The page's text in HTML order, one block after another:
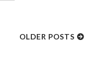
OLDER POSTS